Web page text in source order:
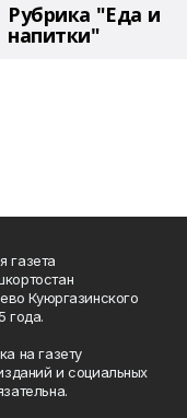
Рубрика "Еда и
напитки"
газета
Куюргазинского
года.
на газету
и социальных